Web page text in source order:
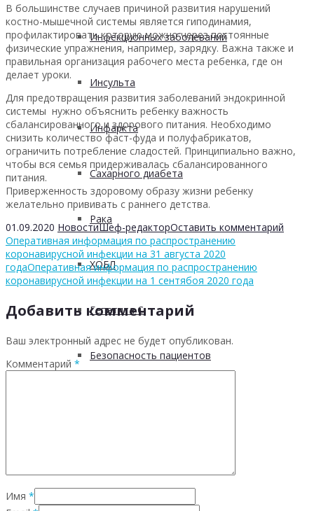
Инфекционных заболеваний
Инсульта
Инфаркта
Сахарного диабета
Рака
ХОБЛ
Гепатита С
Безопасность пациентов
Здоровый образ жизни
В большинстве случаев причиной развития нарушений
костно-мышечной системы является гиподинамия,
профилактировать которую можно через постоянные
физические упражнения, например, зарядку. Важна также и
правильная организация рабочего места ребенка, где он
делает уроки.
Для предотвращения развития заболеваний эндокринной
системы нужно объяснить ребенку важность
сбалансированного и здорового питания. Необходимо
снизить количество фаст-фуда и полуфабрикатов,
ограничить потребление сладостей. Принципиально важно,
чтобы вся семья придерживалась сбалансированного
питания.
Приверженность здоровому образу жизни ребенку
желательно прививать с раннего детства.
01.09.2020 НовостиШеф-редакторОставить комментарий
Оперативная информация по распространению
коронавирусной инфекции на 31 августа 2020
годаОперативная информация по распространению
коронавирусной инфекции на 1 сентябоя 2020 года
Добавить комментарий
Ваш электронный адрес не будет опубликован.
Комментарий *
Имя *